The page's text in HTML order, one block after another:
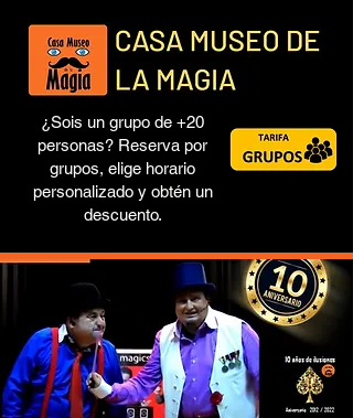
¿Sois un grupo de +20
personas? Reserva por
grupos, elige horario
personalizado y obtén un
descuento.